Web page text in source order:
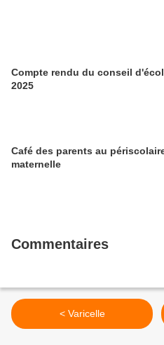
Compte rendu du conseil
2025
Café des parents au
maternelle
Commentaires
< Varicelle